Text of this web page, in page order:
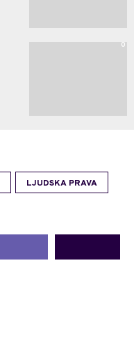
0
LJUDSKA PRAVA